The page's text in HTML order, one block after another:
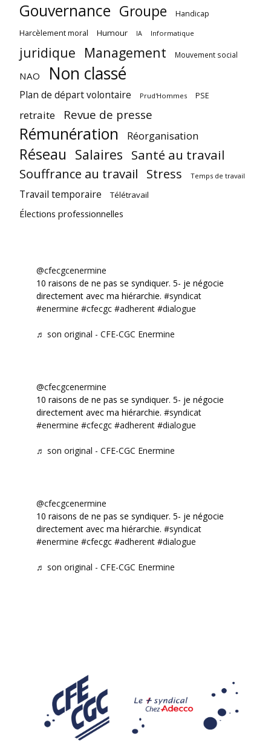
Gouvernance Groupe Handicap
Harcèlement moral Humour IA Informatique
juridique Management Mouvement social
NAO Non classé
Plan de départ volontaire Prud'Hommes PSE
retraite Revue de presse
Rémunération Réorganisation
Réseau Salaires Santé au travail
Souffrance au travail Stress Temps de travail
Travail temporaire Télétravail
Élections professionnelles
@cfecgcenermine
10 raisons de ne pas se syndiquer. 5- je négocie
directement avec ma hiérarchie. #syndicat
#enermine #cfecgc #adherent #dialogue
♬ son original - CFE-CGC Enermine
@cfecgcenermine
10 raisons de ne pas se syndiquer. 5- je négocie
directement avec ma hiérarchie. #syndicat
#enermine #cfecgc #adherent #dialogue
♬ son original - CFE-CGC Enermine
@cfecgcenermine
10 raisons de ne pas se syndiquer. 5- je négocie
directement avec ma hiérarchie. #syndicat
#enermine #cfecgc #adherent #dialogue
♬ son original - CFE-CGC Enermine